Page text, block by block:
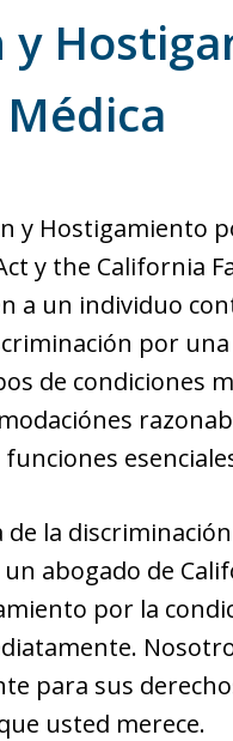
y
y Hostigamiento
y the California
a un individuo
por
de condiciones
de la
un abogado de
por la
para sus
usted merece.